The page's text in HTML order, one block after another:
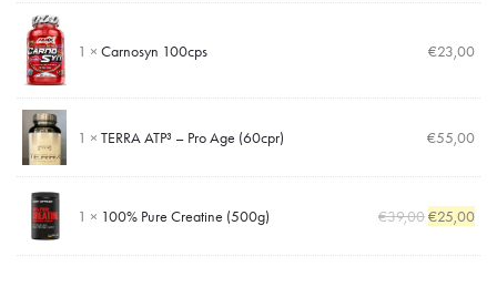
1 × Carnosyn 100cps €23,00
1 × TERRA ATP³ – Pro Age (60cpr) €55,00
1 × 100% Pure Creatine (500g) €39,00€25,00